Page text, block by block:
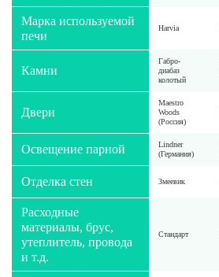
Марка используемой
печи
Harvia
Камни
Габро-
диабаз
колотый
Двери
Мaestro
Woods
(Россия)
Освещение парной
Lindner
(Германия)
Отделка стен Змеевик
Расходные
материалы, брус,
утеплитель, провода
и т.д.
Стандарт